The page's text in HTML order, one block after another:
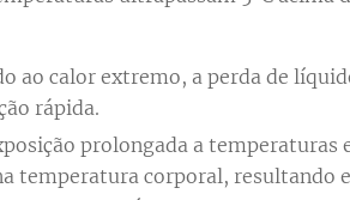
ao calor extremo, a perda de
rápida.
prolongada a temperaturas
temperatura corporal, resultando